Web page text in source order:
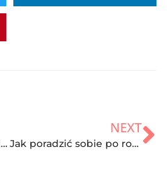
Spóźniający się okres – ile może się spóźnić miesiączka? Czy to zawsze oznacza ciążę?
NEXT
Jak poradzić sobie po rozstaniu? Doradzamy